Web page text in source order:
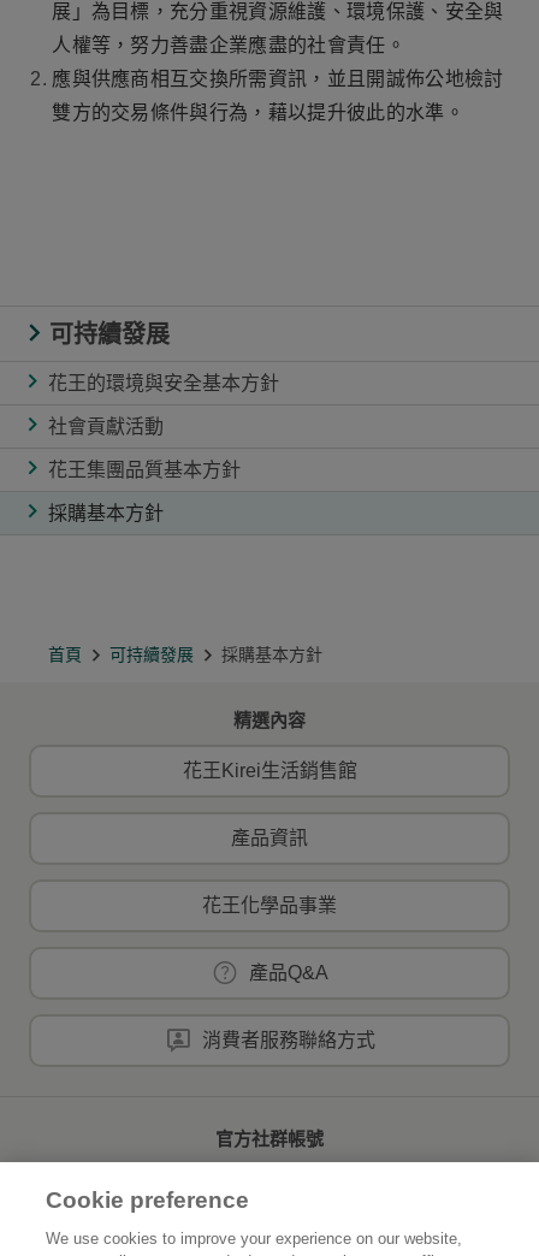
展」為目標，充分重視資源維護、環境保護、安全與
人權等，努力善盡企業應盡的社會責任。
應與供應商相互交換所需資訊，並且開誠佈公地檢討
雙方的交易條件與行為，藉以提升彼此的水準。
可持續發展
花王的環境與安全基本方針
社會貢獻活動
花王集團品質基本方針
採購基本方針
首頁 可持續發展 採購基本方針
精選內容
花王Kirei生活銷售館
產品資訊
花王化學品事業
產品Q&A
消費者服務聯絡方式
官方社群帳號
Cookie preference
We use cookies to improve your experience on our website,